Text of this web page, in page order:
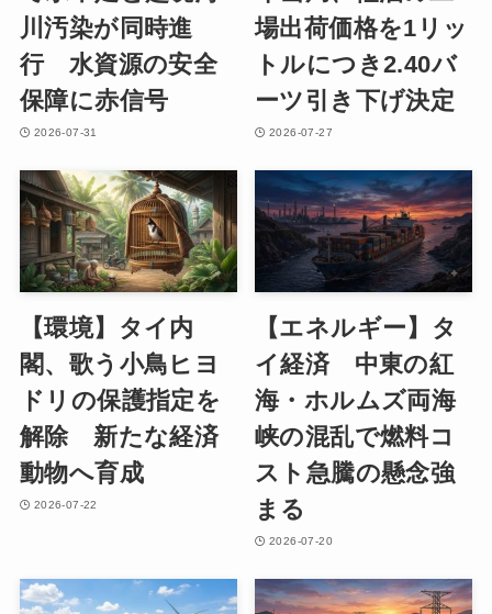
川汚染が同時進
行 水資源の安全
保障に赤信号
2026-07-31
場出荷価格を1リッ
トルにつき2.40バ
ーツ引き下げ決定
2026-07-27
【環境】タイ内
閣、歌う小鳥ヒヨ
ドリの保護指定を
解除 新たな経済
動物へ育成
2026-07-22
【エネルギー】タ
イ経済 中東の紅
海・ホルムズ両海
峡の混乱で燃料コ
スト急騰の懸念強
まる
2026-07-20